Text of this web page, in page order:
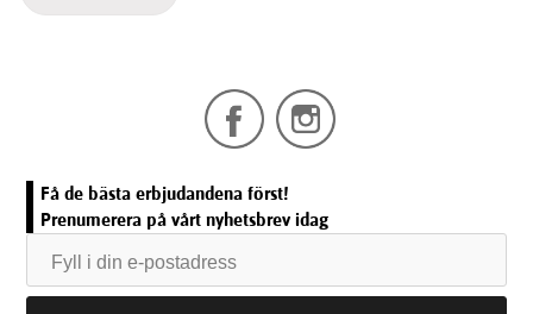
Få de bästa erbjudandena först!
Prenumerera på vårt nyhetsbrev idag